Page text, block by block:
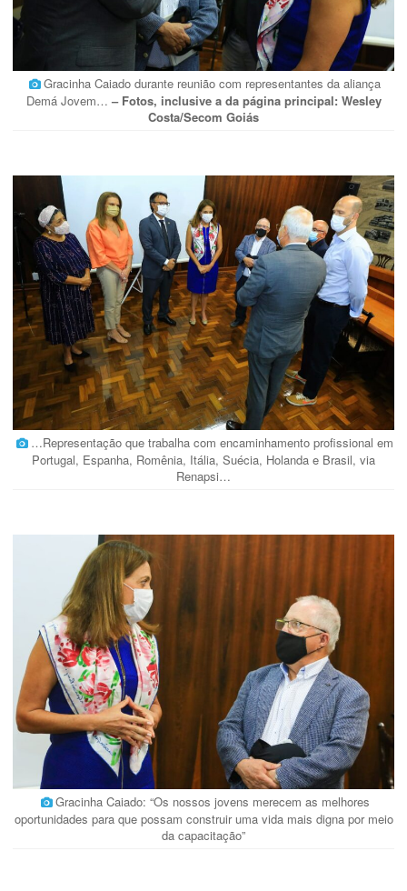
Gracinha Caiado durante reunião com representantes da aliança
Demá Jovem… – Fotos, inclusive a da página principal: Wesley
Costa/Secom Goiás
…Representação que trabalha com encaminhamento profissional em
Portugal, Espanha, Romênia, Itália, Suécia, Holanda e Brasil, via
Renapsi…
Gracinha Caiado: “Os nossos jovens merecem as melhores
oportunidades para que possam construir uma vida mais digna por meio
da capacitação”